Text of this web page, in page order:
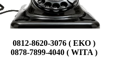
0812-8620-3076 ( EKO )
0878-7899-4040 ( WITA )